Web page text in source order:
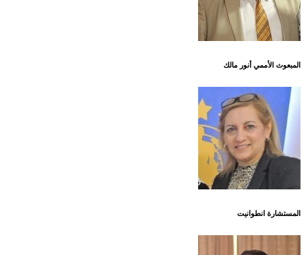
المبعوث الأممي أنور مالك
المستشارة انطوانيت